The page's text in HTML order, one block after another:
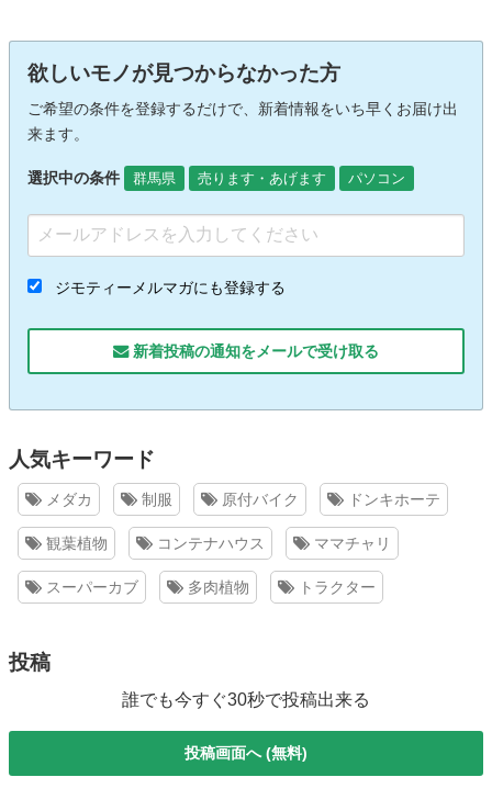
欲しいモノが見つからなかった方
ご希望の条件を登録するだけで、新着情報をいち早くお届け出
来ます。
選択中の条件 群馬県 売ります・あげます パソコン
ジモティーメルマガにも登録する
新着投稿の通知をメールで受け取る
人気キーワード
メダカ 制服 原付バイク ドンキホーテ
観葉植物 コンテナハウス ママチャリ
スーパーカブ 多肉植物 トラクター
投稿
誰でも今すぐ30秒で投稿出来る
投稿画面へ (無料)